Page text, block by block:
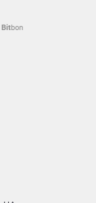
Bitbon